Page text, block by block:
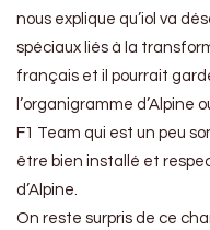
nous explique qu’iol va
spéciaux liés à la
français et il pourrait
l’organigramme d’Alpine
F1 Team qui est un peu
être bien installé et
d’Alpine.
On reste surpris de ce